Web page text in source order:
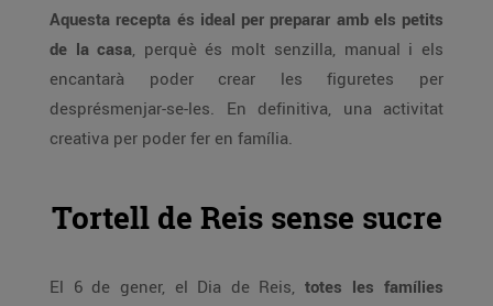
Aquesta recepta és ideal per preparar amb els petits
de la casa, perquè és molt senzilla, manual i els
encantarà poder crear les figuretes per
desprésmenjar-se-les. En definitiva, una activitat
creativa per poder fer en família.
Tortell de Reis sense sucre
El 6 de gener, el Dia de Reis, totes les famílies